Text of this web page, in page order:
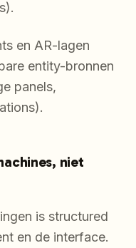
en AR-lagen
entity-bronnen
panels,
niet
is structured
en de interface.